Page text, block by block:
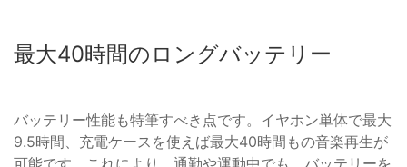
最大40時間のロングバッテリー
バッテリー性能も特筆すべき点です。イヤホン単体で最大
9.5時間、充電ケースを使えば最大40時間もの音楽再生が
可能です。これにより、通勤や運動中でも、バッテリーを